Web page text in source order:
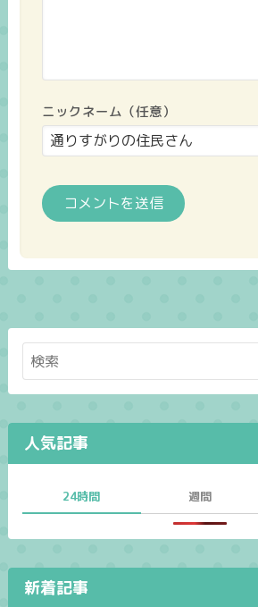
ニックネーム（任意）
人気記事
24時間 週間
新着記事